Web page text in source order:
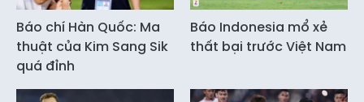
Báo chí Hàn Quốc: Ma
thuật của Kim Sang Sik
quá đỉnh
Báo Indonesia mổ xẻ
thất bại trước Việt Nam